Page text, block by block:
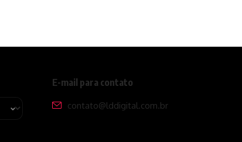
E-mail para contato
contato@lddigital.com.br